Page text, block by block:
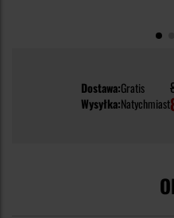
Dostawa:Gratis
Wysyłka:Natychmiast